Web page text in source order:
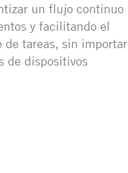
un flujo continuo
y facilitando el
de tareas, sin importar
de dispositivos